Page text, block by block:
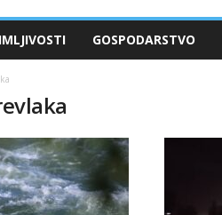
GOSPODARSTVO